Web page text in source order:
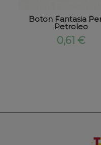
Boton Fantasia
Petroleo
0,61 €